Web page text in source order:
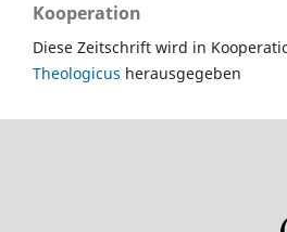
Kooperation
Diese Zeitschrift wird in
Theologicus herausgegeben